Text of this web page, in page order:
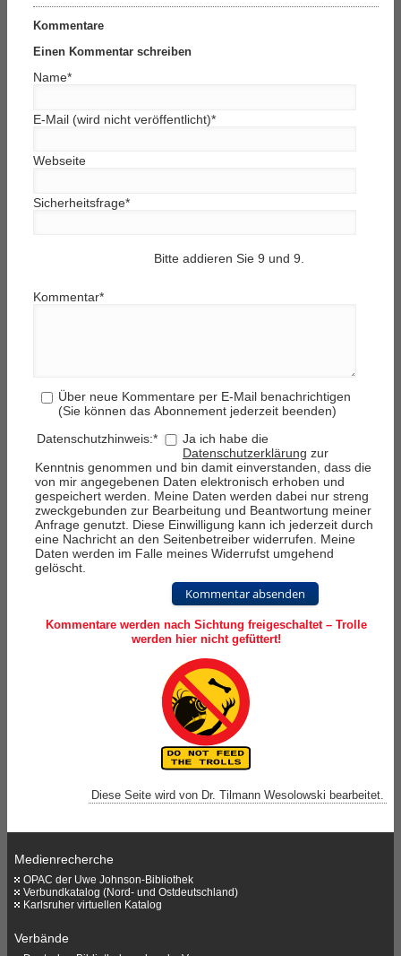
Kommentare
Einen Kommentar schreiben
Name*
E-Mail (wird nicht veröffentlicht)*
Webseite
Sicherheitsfrage*
Bitte addieren Sie 9 und 9.
Kommentar*
Über neue Kommentare per E-Mail benachrichtigen
(Sie können das Abonnement jederzeit beenden)
Datenschutzhinweis:*
Ja ich habe die
Datenschutzerklärung zur
Kenntnis genommen und bin damit einverstanden, dass die
von mir angegebenen Daten elektronisch erhoben und
gespeichert werden. Meine Daten werden dabei nur streng
zweckgebunden zur Bearbeitung und Beantwortung meiner
Anfrage genutzt. Diese Einwilligung kann ich jederzeit durch
eine Nachricht an den Seitenbetreiber widerrufen. Meine
Daten werden im Falle meines Widerrufst umgehend
gelöscht.
Kommentar absenden
Kommentare werden nach Sichtung freigeschaltet – Trolle
werden hier nicht gefüttert!
Diese Seite wird von Dr. Tilmann Wesolowski bearbeitet.
Medienrecherche
OPAC der Uwe Johnson-Bibliothek
Verbundkatalog (Nord- und Ostdeutschland)
Karlsruher virtuellen Katalog
Verbände